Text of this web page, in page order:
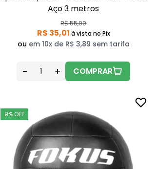
Aço 3 metros
R$ 55,00
R$ 35,01 à vistano Pix
ou em 10x de R$ 3,89 sem tarifa
- + COMPRAR
9% OFF